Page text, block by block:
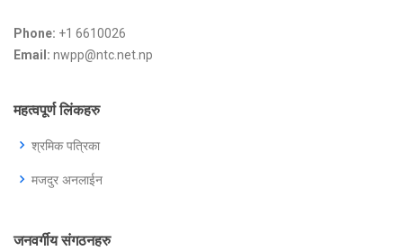
Phone: +1 6610026
Email: nwpp@ntc.net.np
महत्वपूर्ण लिंकहरु
श्रमिक पत्रिका
मजदुर अनलाईन
जनवर्गीय संगठनहरु